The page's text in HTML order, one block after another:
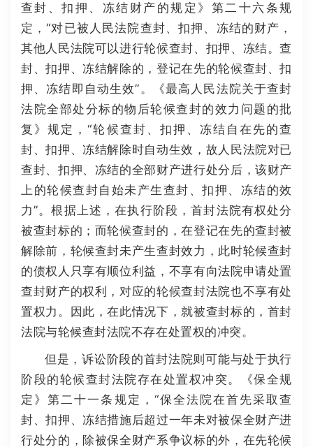
查封、扣押、冻结财产的规定》第二十六条规
定，“对已被人民法院查封、扣押、冻结的财产，
其他人民法院可以进行轮候查封、扣押、冻结。查
封、扣押、冻结解除的，登记在先的轮候查封、扣
押、冻结即自动生效”。《最高人民法院关于查封
法院全部处分标的物后轮候查封的效力问题的批
复》规定，“轮候查封、扣押、冻结自在先的查
封、扣押、冻结解除时自动生效，故人民法院对已
查封、扣押、冻结的全部财产进行处分后，该财产
上的轮候查封自始未产生查封、扣押、冻结的效
力”。根据上述，在执行阶段，首封法院有权处分
被查封标的；而轮候查封的，在登记在先的查封被
解除前，轮候查封未产生查封效力，此时轮候查封
的债权人只享有顺位利益，不享有向法院申请处置
查封财产的权利，对应的轮候查封法院也不享有处
置权力。因此，在此情况下，就被查封标的，首封
法院与轮候查封法院不存在处置权的冲突。
但是，诉讼阶段的首封法院则可能与处于执行
阶段的轮候查封法院存在处置权冲突。《保全规
定》第二十一条规定，“保全法院在首先采取查
封、扣押、冻结措施后超过一年未对被保全财产进
行处分的，除被保全财产系争议标的外，在先轮候